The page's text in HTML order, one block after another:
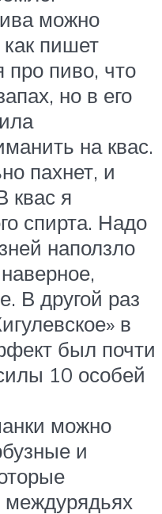
можно
пишет
пиво, что
но в его
на квас.
пахнет, и
квас я
спирта. Надо
наползло
В другой раз
в
был почти
10 особей
можно
и